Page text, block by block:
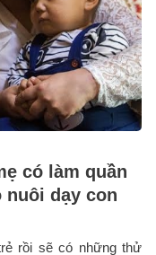
có làm quần
nuôi dạy con
rồi sẽ có những thử